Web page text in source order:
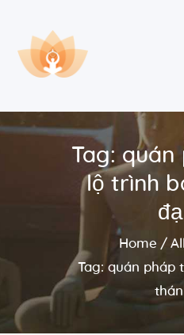
Tag:
lộ trình
Home
Tag: quán pháp
Trang chủ
Bài giảng
Lớp học và sự
Về Dhammaduta